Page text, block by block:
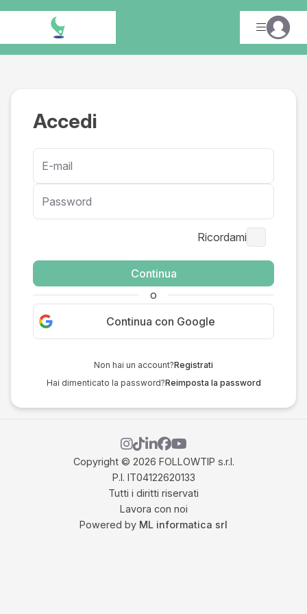
Accedi
E-mail
Password
Ricordami
Continua
o
Continua con Google
Non hai un account?Registrati
Hai dimenticato la password?Reimposta la password
Copyright © 2026 FOLLOWTIP s.r.l.
P.I. IT04122620133
Tutti i diritti riservati
Lavora con noi
Powered by ML informatica srl